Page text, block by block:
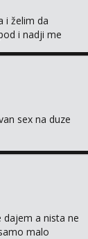
i želim da
i nadji me
sex na duze
a nista ne
malo